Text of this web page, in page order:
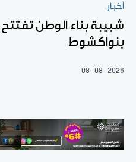
أخبار
بنواكشوط
08-08-2026